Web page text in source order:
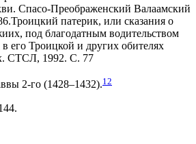
Спасо-Преображенский Валаамский
патерик, или сказания о
под благодатным водительством
его Троицкой и других обителях
СТСЛ, 1992. С. 77
2-го (1428–1432).12